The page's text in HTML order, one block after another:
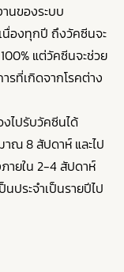
นของระบบ
องทุกปี ถึงวัคซีนจะ
แต่วัคซีนจะช่วย
รที่เกิดจากโรคต่าง
ไปรับวัคซีนได้
ณ 8 สัปดาห์ และไป
ายใน 2-4 สัปดาห์
ประจำเป็นรายปีไป